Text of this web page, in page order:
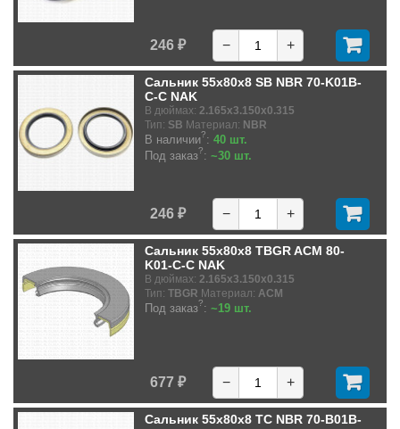
246 ₽ − +
Сальник 55x80x8 SB NBR 70-K01B-
C-C NAK
В дюймах: 2.165x3.150x0.315
Тип: SB Материал: NBR
В наличии?: 40 шт.
Под заказ?: ~30 шт.
246 ₽ − +
Сальник 55x80x8 TBGR ACM 80-
K01-C-C NAK
В дюймах: 2.165x3.150x0.315
Тип: TBGR Материал: ACM
Под заказ?: ~19 шт.
677 ₽ − +
Сальник 55x80x8 TC NBR 70-B01B-